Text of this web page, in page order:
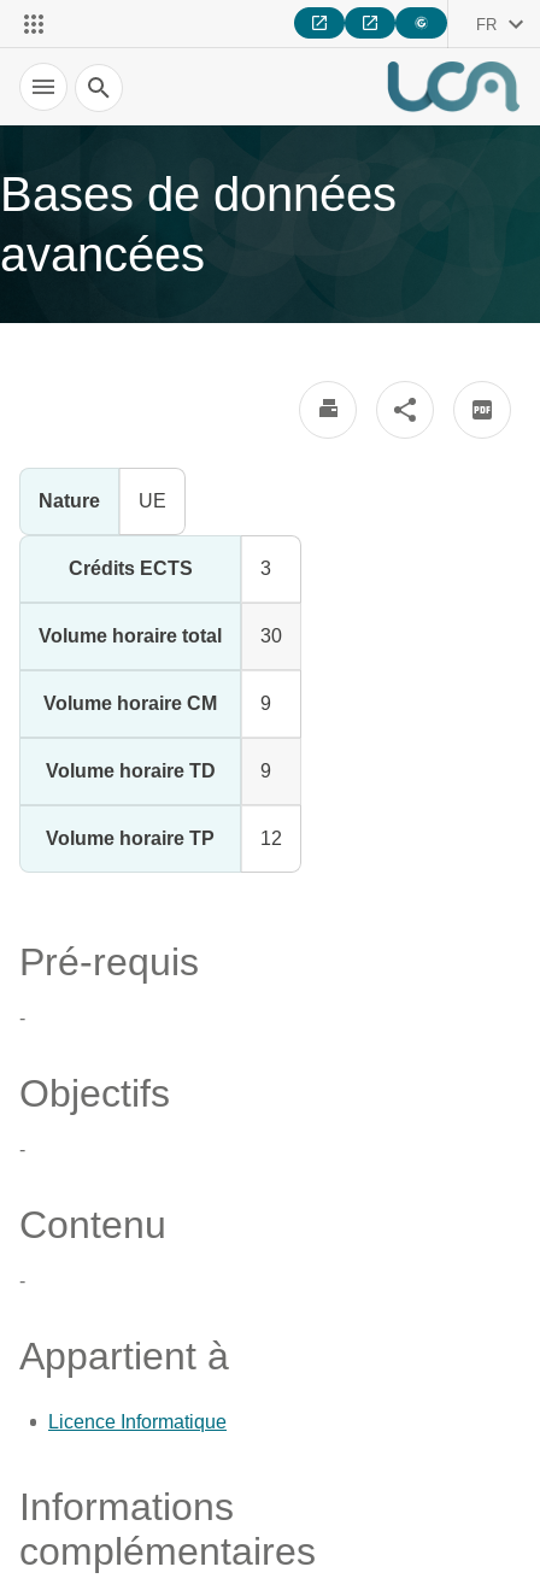
FR
Recherche
Bases de données
avancées
Nature UE
Crédits ECTS 3
Volume horaire total 30
Volume horaire CM 9
Volume horaire TD 9
Volume horaire TP 12
Pré-requis
-
Objectifs
-
Contenu
-
Appartient à
Licence Informatique
Informations
complémentaires